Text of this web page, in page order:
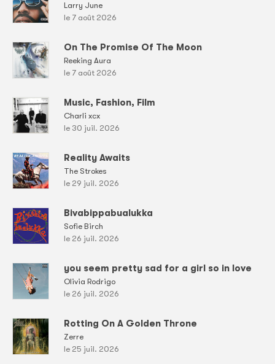
Larry June
le 7 août 2026
On The Promise Of The Moon
Reeking Aura
le 7 août 2026
Music, Fashion, Film
Charli xcx
le 30 juil. 2026
Reality Awaits
The Strokes
le 29 juil. 2026
Bivabippabualukka
Sofie Birch
le 26 juil. 2026
you seem pretty sad for a girl so in love
Olivia Rodrigo
le 26 juil. 2026
Rotting On A Golden Throne
Zerre
le 25 juil. 2026